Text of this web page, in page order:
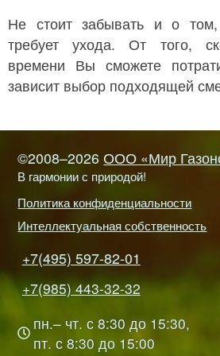
Не стоит забывать и о
требует ухода. От того,
времени Вы сможете
зависит выбор подходящей
©2008–2026 ООО «Мир
В гармонии с природой!
Политика конфиденциальности
Интеллектуальная собственность
+7(495) 597-82-01
+7(985) 443-32-32
пн.– чт. с 8:30 до 15:30,
пт. с 8:30 до 15:00